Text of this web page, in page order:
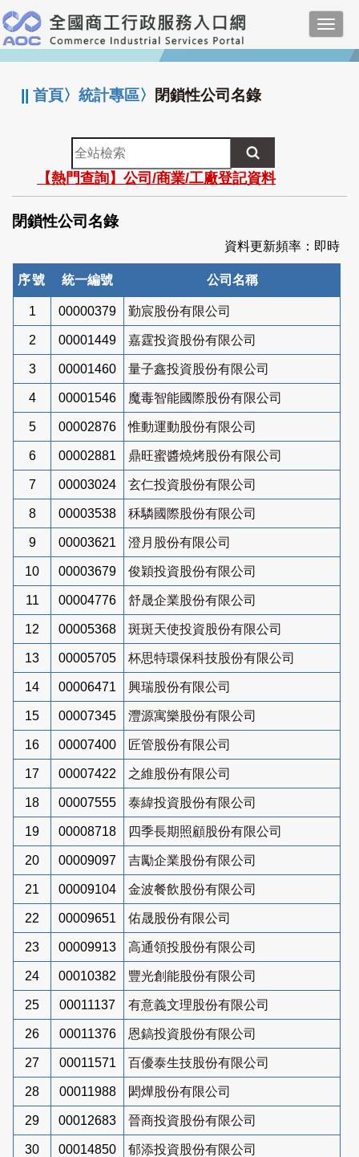
跳
到
主
要
:::
||首頁〉統計專區〉 閉鎖性公司名錄
全
站
檢
索
【熱門查詢】公司/商業/工廠登記資料
閉鎖性公司名錄
資料更新頻率：即時
序號 統一編號 公司名稱
1 00000379 勤宸股份有限公司
2 00001449 嘉霆投資股份有限公司
3 00001460 量子鑫投資股份有限公司
4 00001546 魔毒智能國際股份有限公司
5 00002876 惟動運動股份有限公司
6 00002881 鼎旺蜜醬燒烤股份有限公司
7 00003024 玄仁投資股份有限公司
8 00003538 秝驎國際股份有限公司
9 00003621 澄月股份有限公司
10 00003679 俊穎投資股份有限公司
11 00004776 舒晟企業股份有限公司
12 00005368 斑斑天使投資股份有限公司
13 00005705 杯思特環保科技股份有限公司
14 00006471 興瑞股份有限公司
15 00007345 灃源寓樂股份有限公司
16 00007400 匠管股份有限公司
17 00007422 之維股份有限公司
18 00007555 泰緯投資股份有限公司
19 00008718 四季長期照顧股份有限公司
20 00009097 吉勵企業股份有限公司
21 00009104 金波餐飲股份有限公司
22 00009651 佑晟股份有限公司
23 00009913 高通領投股份有限公司
24 00010382 豐光創能股份有限公司
25 00011137 有意義文理股份有限公司
26 00011376 恩鎬投資股份有限公司
27 00011571 百優泰生技股份有限公司
28 00011988 閎燁股份有限公司
29 00012683 晉商投資股份有限公司
30 00014850 郁添投資股份有限公司